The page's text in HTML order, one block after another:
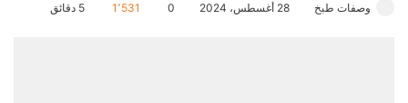
وصفات طبخ 28 أغسطس، 2024 0 1٬531